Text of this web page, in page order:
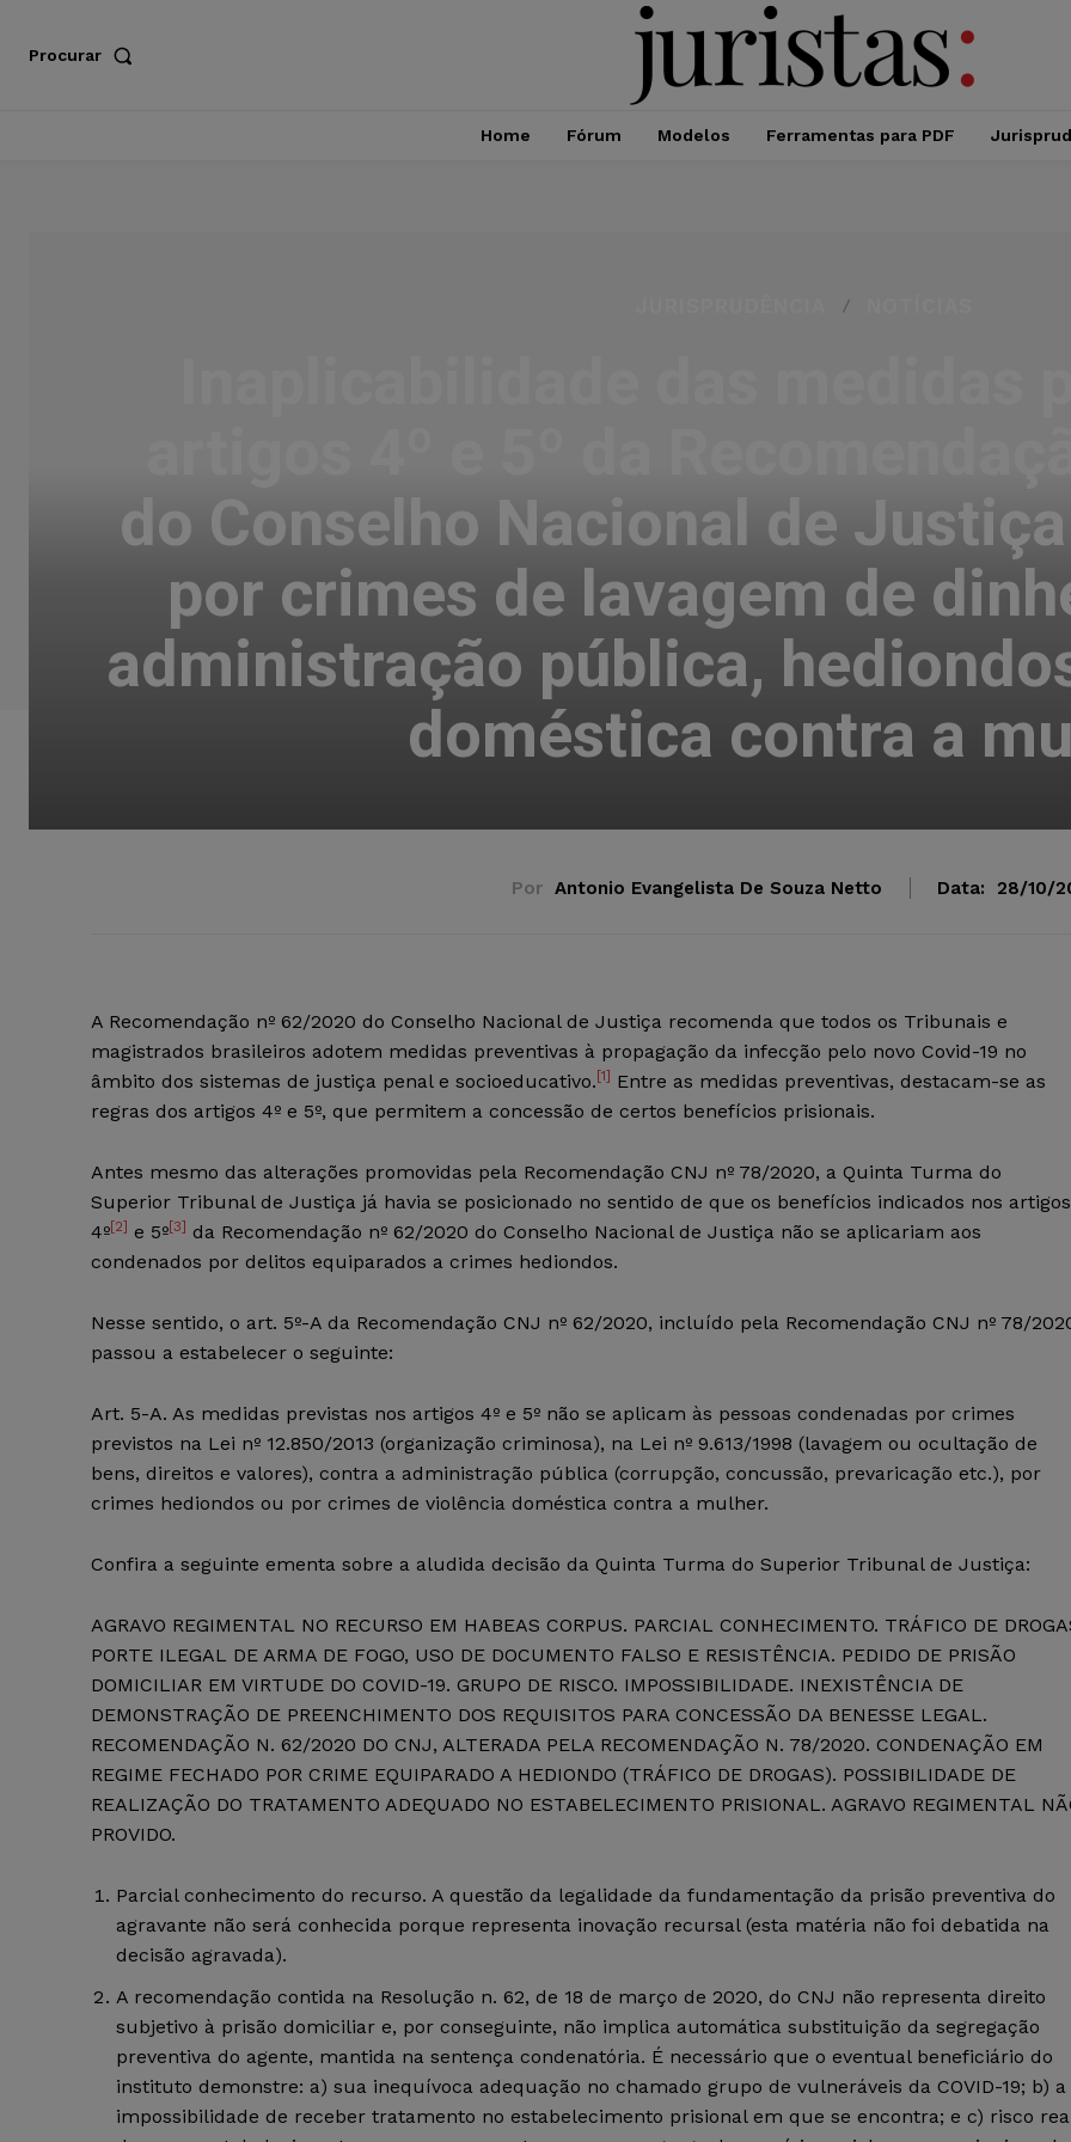
Procurar
Home Fórum Modelos Ferramentas para PDF
do Conselho Nacional de
por crimes de lavagem de
administração pública,
doméstica contra a
Por Antonio Evangelista De Souza Netto Data: 28/10/
A Recomendação nº 62/2020 do Conselho Nacional de Justiça recomenda que todos os Tribunais e
magistrados brasileiros adotem medidas preventivas à propagação da infecção pelo novo Covid-19 no
âmbito dos sistemas de justiça penal e socioeducativo. [1] Entre as medidas preventivas, destacam-se as
regras dos artigos 4º e 5º, que permitem a concessão de certos benefícios prisionais.
Antes mesmo das alterações promovidas pela Recomendação CNJ nº 78/2020, a Quinta Turma do
Superior Tribunal de Justiça já havia se posicionado no sentido de que os benefícios indicados nos artigos
4º[2] e 5º[3] da Recomendação nº 62/2020 do Conselho Nacional de Justiça não se aplicariam aos
condenados por delitos equiparados a crimes hediondos.
Nesse sentido, o art. 5º-A da Recomendação CNJ nº 62/2020, incluído pela Recomendação CNJ nº 78/
passou a estabelecer o seguinte:
Art. 5-A. As medidas previstas nos artigos 4º e 5º não se aplicam às pessoas condenadas por crimes
previstos na Lei nº 12.850/2013 (organização criminosa), na Lei nº 9.613/1998 (lavagem ou ocultação de
bens, direitos e valores), contra a administração pública (corrupção, concussão, prevaricação etc.), por
crimes hediondos ou por crimes de violência doméstica contra a mulher.
Confira a seguinte ementa sobre a aludida decisão da Quinta Turma do Superior Tribunal de Justiça:
AGRAVO REGIMENTAL NO RECURSO EM HABEAS CORPUS. PARCIAL CONHECIMENTO. TRÁFICO DE
PORTE ILEGAL DE ARMA DE FOGO, USO DE DOCUMENTO FALSO E RESISTÊNCIA. PEDIDO DE PRISÃO
DOMICILIAR EM VIRTUDE DO COVID-19. GRUPO DE RISCO. IMPOSSIBILIDADE. INEXISTÊNCIA DE
DEMONSTRAÇÃO DE PREENCHIMENTO DOS REQUISITOS PARA CONCESSÃO DA BENESSE LEGAL.
RECOMENDAÇÃO N. 62/2020 DO CNJ, ALTERADA PELA RECOMENDAÇÃO N. 78/2020. CONDENAÇÃO EM
REGIME FECHADO POR CRIME EQUIPARADO A HEDIONDO (TRÁFICO DE DROGAS). POSSIBILIDADE DE
REALIZAÇÃO DO TRATAMENTO ADEQUADO NO ESTABELECIMENTO PRISIONAL. AGRAVO REGIMENTAL
PROVIDO.
Parcial conhecimento do recurso. A questão da legalidade da fundamentação da prisão preventiva do
agravante não será conhecida porque representa inovação recursal (esta matéria não foi debatida na
decisão agravada).
A recomendação contida na Resolução n. 62, de 18 de março de 2020, do CNJ não representa direito
subjetivo à prisão domiciliar e, por conseguinte, não implica automática substituição da segregação
preventiva do agente, mantida na sentença condenatória. É necessário que o eventual beneficiário do
instituto demonstre: a) sua inequívoca adequação no chamado grupo de vulneráveis da COVID-19; b) a
impossibilidade de receber tratamento no estabelecimento prisional em que se encontra; e c) risco